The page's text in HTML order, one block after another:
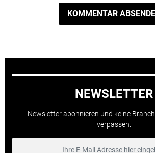
KOMMENTAR
NEWSLETTER
Newsletter abonnieren und keine
verpassen.